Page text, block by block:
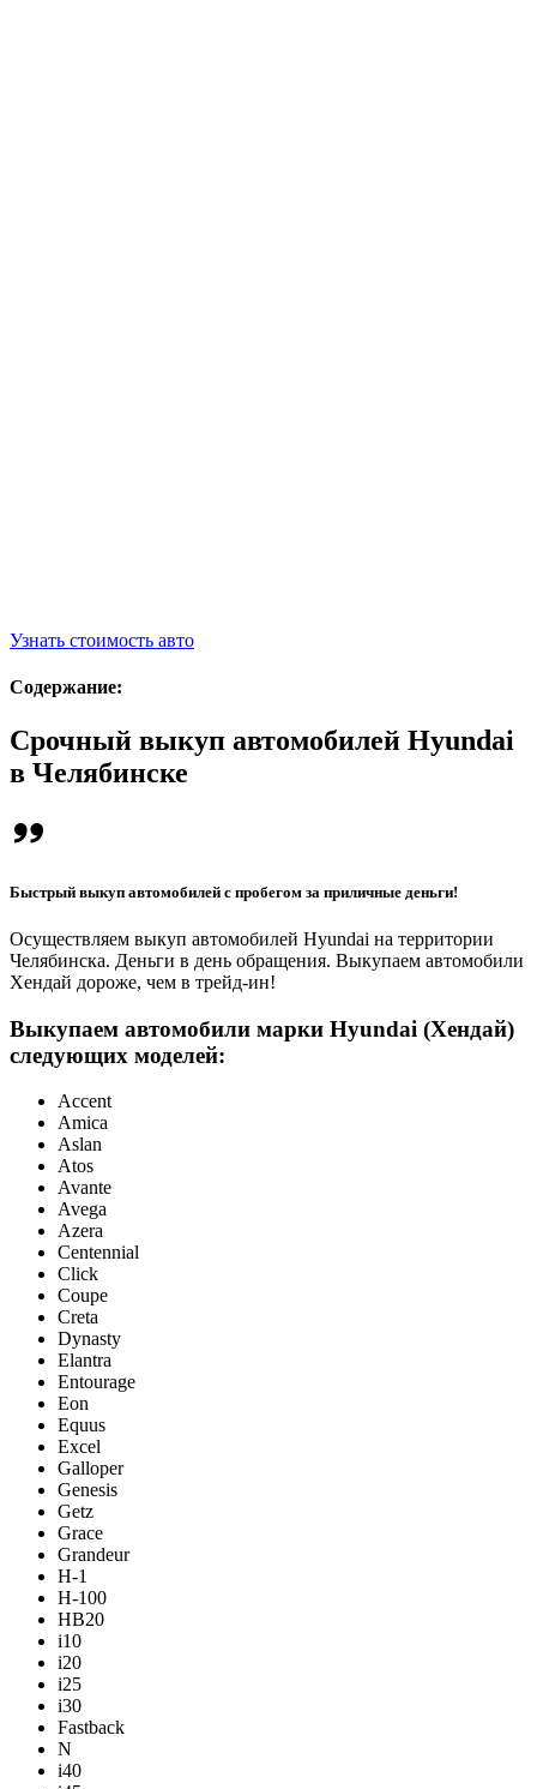
Узнать стоимость авто
Содержание:
Срочный выкуп автомобилей Hyundai
в Челябинске
Быстрый выкуп автомобилей с пробегом за приличные деньги!
Осуществляем выкуп автомобилей Hyundai на территории
Челябинска. Деньги в день обращения. Выкупаем автомобили
Хендай дороже, чем в трейд-ин!
Выкупаем автомобили марки Hyundai (Хендай)
следующих моделей:
Accent
Amica
Aslan
Atos
Avante
Avega
Azera
Centennial
Click
Coupe
Creta
Dynasty
Elantra
Entourage
Eon
Equus
Excel
Galloper
Genesis
Getz
Grace
Grandeur
H-1
H-100
HB20
i10
i20
i25
i30
Fastback
N
i40